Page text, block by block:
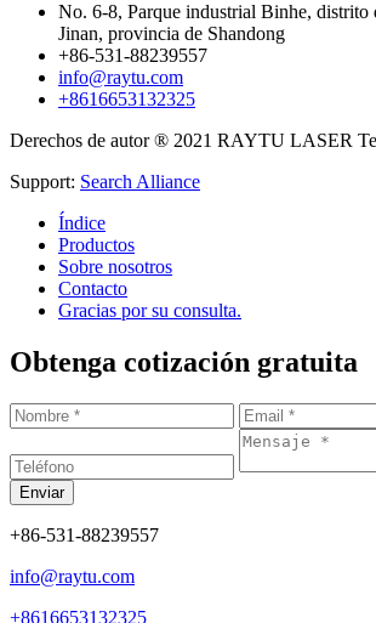
No. 6-8, Parque industrial Binhe, distrito
Jinan, provincia de Shandong
+86-531-88239557
info@raytu.com
+8616653132325
Derechos de autor ® 2021 RAYTU LASER
Support: Search Alliance
Índice
Productos
Sobre nosotros
Contacto
Gracias por su consulta.
Obtenga cotización gratuita
+86-531-88239557
info@raytu.com
+8616653132325